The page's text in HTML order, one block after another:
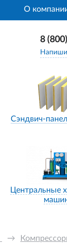
О
8
Сэндвич-
Центральные
→